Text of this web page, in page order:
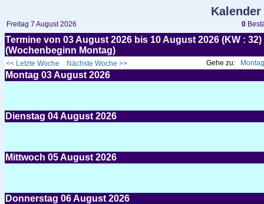
Freitag 7 August 2026 0
Termine von 03 August 2026 bis 10 August 2026 (KW :
(Wochenbeginn Montag)
<< Letzte Woche Nächste Woche >> Gehe zu:
Montag 03August 2026
Dienstag 04August 2026
Mittwoch 05August 2026
Donnerstag 06August 2026